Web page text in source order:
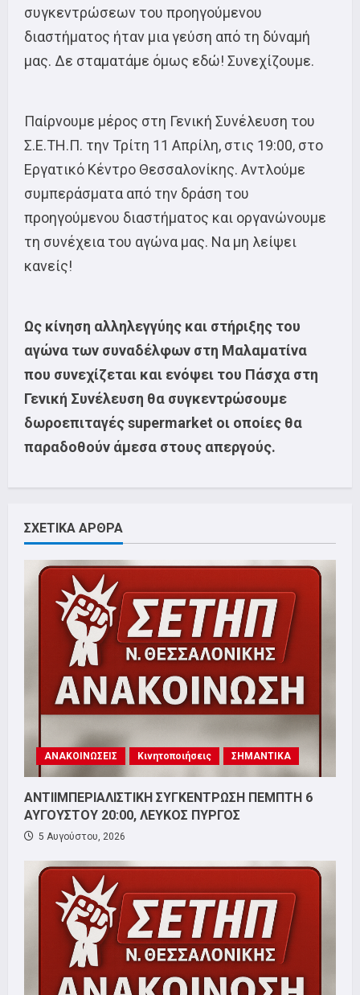
συγκεντρώσεων του προηγούμενου
διαστήματος ήταν μια γεύση από τη δύναμή
μας. Δε σταματάμε όμως εδώ! Συνεχίζουμε.
Παίρνουμε μέρος στη Γενική Συνέλευση του
Σ.Ε.ΤΗ.Π. την Τρίτη 11 Απρίλη, στις 19:00, στο
Εργατικό Κέντρο Θεσσαλονίκης. Αντλούμε
συμπεράσματα από την δράση του
προηγούμενου διαστήματος και οργανώνουμε
τη συνέχεια του αγώνα μας. Να μη λείψει
κανείς!
Ως κίνηση αλληλεγγύης και στήριξης του
αγώνα των συναδέλφων στη Μαλαματίνα
που συνεχίζεται και ενόψει του Πάσχα στη
Γενική Συνέλευση θα συγκεντρώσουμε
δωροεπιταγές supermarket οι οποίες θα
παραδοθούν άμεσα στους απεργούς.
ΣΧΕΤΙΚΑ ΑΡΘΡΑ
ΑΝΑΚΟΙΝΩΣΕΙΣ Κινητοποιήσεις ΣΗΜΑΝΤΙΚΑ
ΑΝΤΙΙΜΠΕΡΙΑΛΙΣΤΙΚΗ ΣΥΓΚΕΝΤΡΩΣΗ ΠΕΜΠΤΗ 6
ΑΥΓΟΥΣΤΟΥ 20:00, ΛΕΥΚΟΣ ΠΥΡΓΟΣ
5 Αυγούστου, 2026